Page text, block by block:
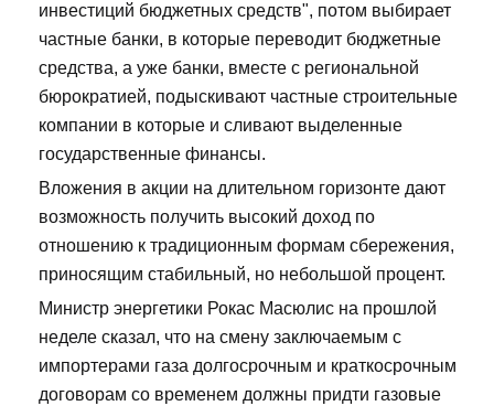
инвестиций бюджетных средств", потом выбирает
частные банки, в которые переводит бюджетные
средства, а уже банки, вместе с региональной
бюрократией, подыскивают частные строительные
компании в которые и сливают выделенные
государственные финансы.
Вложения в акции на длительном горизонте дают
возможность получить высокий доход по
отношению к традиционным формам сбережения,
приносящим стабильный, но небольшой процент.
Министр энергетики Рокас Масюлис на прошлой
неделе сказал, что на смену заключаемым с
импортерами газа долгосрочным и краткосрочным
договорам со временем должны придти газовые